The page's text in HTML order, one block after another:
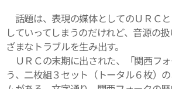
話題は、表現の媒体としてのＵＲＣ
していってしまうのだけれど、音源の
ざまなトラブルを生み出す。
ＵＲＣの末期に出された、「関西フ
う、二枚組３セット（トータル６枚）